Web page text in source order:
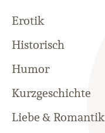
Erotik
Historisch
Humor
Kurzgeschichte
Liebe & Romantik